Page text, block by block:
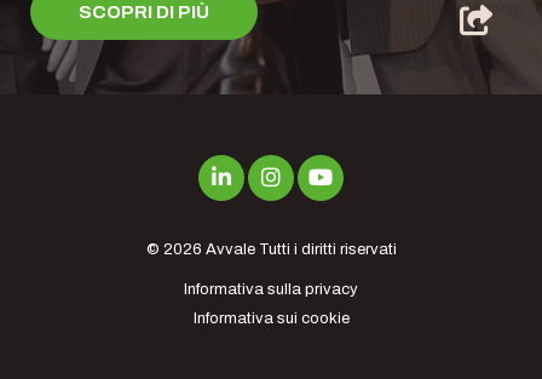
SCOPRI DI PIÙ
© 2026 AvvaleTutti i diritti riservati
Informativa sulla privacy
Informativa sui cookie